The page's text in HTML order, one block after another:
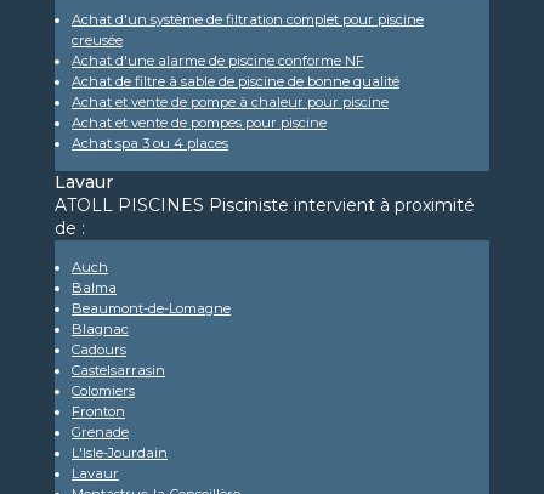
Achat d'un système de filtration complet pour piscine
creusée
Achat d'une alarme de piscine conforme NF
Achat de filtre à sable de piscine de bonne qualité
Achat et vente de pompe à chaleur pour piscine
Achat et vente de pompes pour piscine
Achat spa 3 ou 4 places
Lavaur
ATOLL PISCINES Pisciniste intervient à proximité
de :
Auch
Balma
Beaumont-de-Lomagne
Blagnac
Cadours
Castelsarrasin
Colomiers
Fronton
Grenade
L'Isle-Jourdain
Lavaur